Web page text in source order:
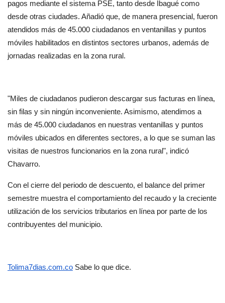
pagos mediante el sistema PSE, tanto desde Ibagué como
desde otras ciudades. Añadió que, de manera presencial, fueron
atendidos más de 45.000 ciudadanos en ventanillas y puntos
móviles habilitados en distintos sectores urbanos, además de
jornadas realizadas en la zona rural.
"Miles de ciudadanos pudieron descargar sus facturas en línea,
sin filas y sin ningún inconveniente. Asimismo, atendimos a
más de 45.000 ciudadanos en nuestras ventanillas y puntos
móviles ubicados en diferentes sectores, a lo que se suman las
visitas de nuestros funcionarios en la zona rural", indicó
Chavarro.
Con el cierre del periodo de descuento, el balance del primer
semestre muestra el comportamiento del recaudo y la creciente
utilización de los servicios tributarios en línea por parte de los
contribuyentes del municipio.
Tolima7dias.com.co Sabe lo que dice.